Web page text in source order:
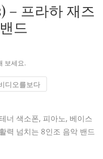
– 프라하 재즈
드
보세요.
디오를보다
너 색소폰, 피아노, 베이스
력 넘치는 8인조 음악 밴드